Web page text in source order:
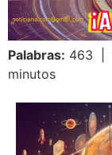
Palabras: 463 |
minutos